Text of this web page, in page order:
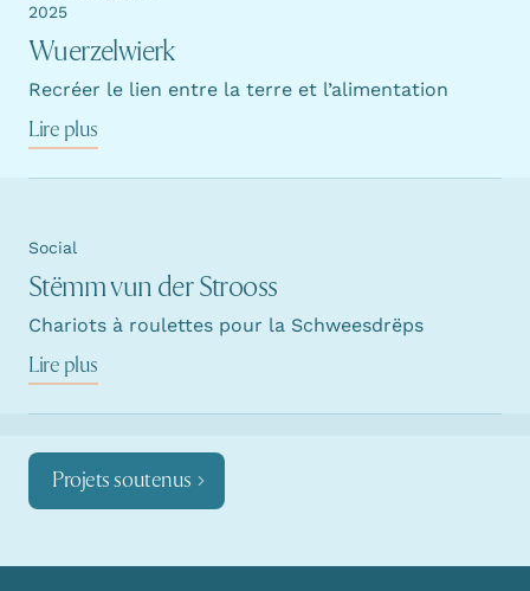
Wuerzelwierk
Recréer le lien entre la terre et l’alimentation
2025
Lire plus
Stëmm vun der Strooss
Chariots à roulettes pour la Schweesdrëps
Social
Lire plus
Projets soutenus